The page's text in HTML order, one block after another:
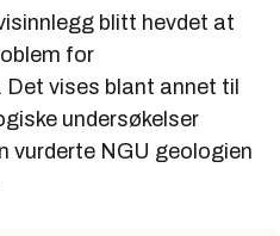
blitt hevdet at
for
vises blant annet til
undersøkelser
vurderte NGU geologien